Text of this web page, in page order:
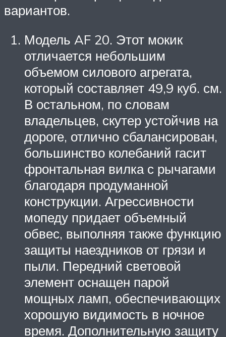
вариантов.
Модель AF 20. Этот мокик
отличается небольшим
объемом силового агрегата,
который составляет 49,9 куб. см.
В остальном, по словам
владельцев, скутер устойчив на
дороге, отлично сбалансирован,
большинство колебаний гасит
фронтальная вилка с рычагами
благодаря продуманной
конструкции. Агрессивности
мопеду придает объемный
обвес, выполняя также функцию
защиты наездников от грязи и
пыли. Передний световой
элемент оснащен парой
мощных ламп, обеспечивающих
хорошую видимость в ночное
время. Дополнительную защиту